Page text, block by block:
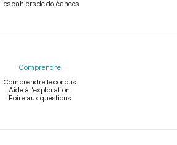
Les cahiers de doléances
Comprendre
Comprendre le corpus
Aide à l'exploration
Foire aux questions